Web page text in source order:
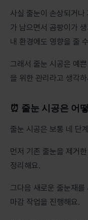
사실 줄눈이 손상되거나
가 남으면서 곰팡이가
내 환경에도 영향을 줄
그래서 줄눈 시공은 예
을 위한 관리라고 생각
⏰ 줄눈 시공은 어
줄눈 시공은 보통 네 단
먼저 기존 줄눈을 제거
정리해요.
그다음 새로운 줄눈재를
마감 작업을 진행해요.